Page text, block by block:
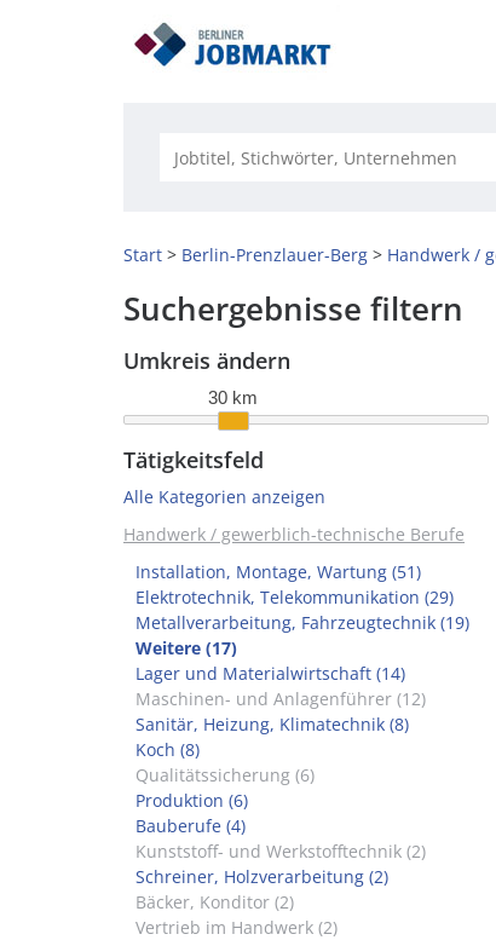
Start Berlin-Prenzlauer-Berg Handwerk /
Suchergebnisse filtern
Umkreis ändern
30 km
Tätigkeitsfeld
Alle Kategorien anzeigen
Handwerk / gewerblich-technische Berufe
Installation, Montage, Wartung (51)
Elektrotechnik, Telekommunikation (29)
Metallverarbeitung, Fahrzeugtechnik (19)
Weitere (17)
Lager und Materialwirtschaft (14)
Maschinen- und Anlagenführer (12)
Sanitär, Heizung, Klimatechnik (8)
Koch (8)
Qualitätssicherung (6)
Produktion (6)
Bauberufe (4)
Kunststoff- und Werkstofftechnik (2)
Schreiner, Holzverarbeitung (2)
Bäcker, Konditor (2)
Vertrieb im Handwerk (2)